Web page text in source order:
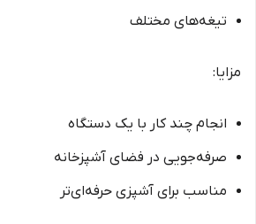
تیغه‌های مختلف
مزایا:
انجام چند کار با یک دستگاه
صرفه‌جویی در فضای آشپزخانه
مناسب برای آشپزی حرفه‌ای‌تر